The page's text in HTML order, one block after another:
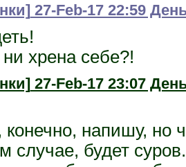
27-Feb-17 22:59
хрена себе?!
27-Feb-17 23:07
конечно, напишу, но
случае, будет суров.